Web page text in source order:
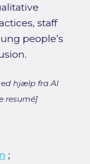
staff
people’s
hjælp fra AI
resumé]
;